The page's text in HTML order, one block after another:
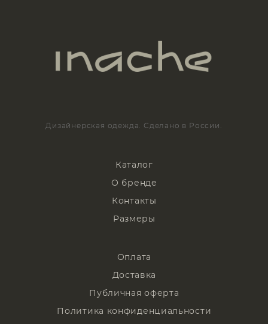
Дизайнерская одежда. Сделано в России.
Каталог
О бренде
Контакты
Размеры
Оплата
Доставка
Публичная оферта
Политика конфиденциальности